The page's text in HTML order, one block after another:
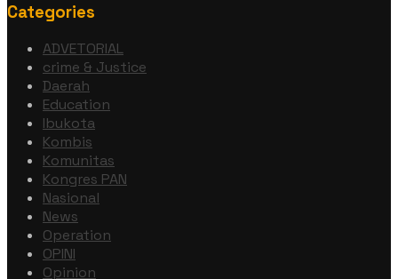
Categories
ADVETORIAL
crime & Justice
Daerah
Education
Ibukota
Kombis
Komunitas
Kongres PAN
Nasional
News
Operation
OPINI
Opinion